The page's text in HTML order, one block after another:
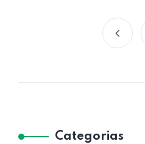
Categorias